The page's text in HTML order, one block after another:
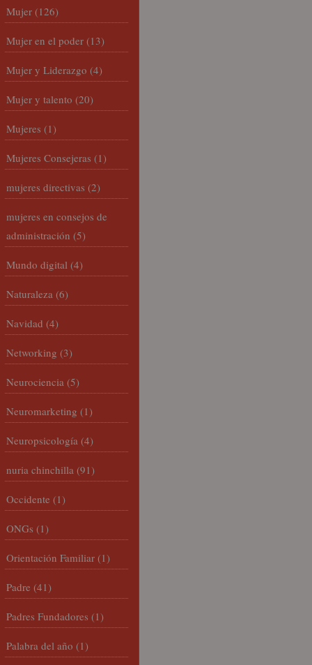
Mujer (126)
Mujer en el poder (13)
Mujer y Liderazgo (4)
Mujer y talento (20)
Mujeres (1)
Mujeres Consejeras (1)
mujeres directivas (2)
mujeres en consejos de
administración (5)
Mundo digital (4)
Naturaleza (6)
Navidad (4)
Networking (3)
Neurociencia (5)
Neuromarketing (1)
Neuropsicología (4)
nuria chinchilla (91)
Occidente (1)
ONGs (1)
Orientación Familiar (1)
Padre (41)
Padres Fundadores (1)
Palabra del año (1)